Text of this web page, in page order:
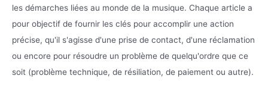
les démarches liées au monde de la musique. Chaque article a
pour objectif de fournir les clés pour accomplir une action
précise, qu'il s'agisse d'une prise de contact, d'une réclamation
ou encore pour résoudre un problème de quelqu'ordre que ce
soit (problème technique, de résiliation, de paiement ou autre).